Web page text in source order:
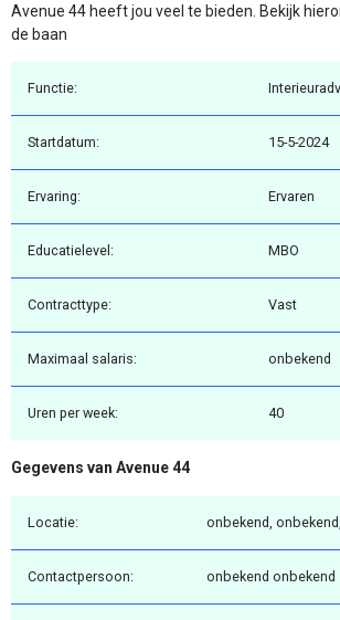
Avenue 44 heeft jou veel te bieden. Bekijk
de baan
Functie:
Startdatum: 15-5-2024
Ervaring: Ervaren
Educatielevel: MBO
Contracttype: Vast
Maximaal salaris: onbekend
Uren per week: 40
Gegevens van Avenue 44
Locatie: onbekend,
Contactpersoon: onbekend onbekend